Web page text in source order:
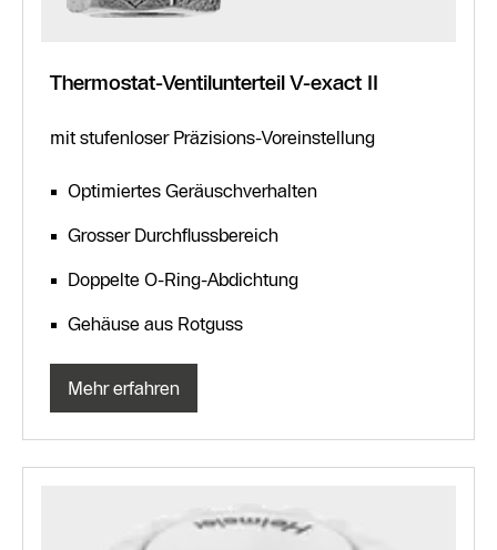
Thermostat-Ventilunterteil V-exact II
mit stufenloser Präzisions-Voreinstellung
Optimiertes Geräuschverhalten
Grosser Durchflussbereich
Doppelte O-Ring-Abdichtung
Gehäuse aus Rotguss
Mehr erfahren